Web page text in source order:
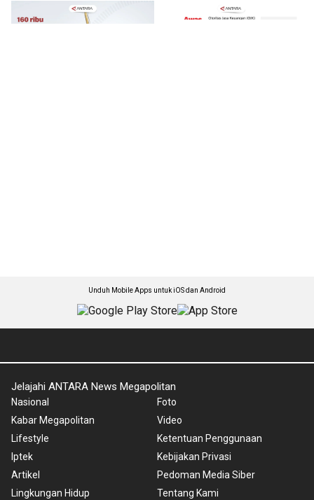
Unduh Mobile Apps untuk iOS dan Android
Jelajahi ANTARA News Megapolitan
Nasional
Kabar Megapolitan
Lifestyle
Iptek
Artikel
Lingkungan Hidup
Foto
Video
Ketentuan Penggunaan
Kebijakan Privasi
Pedoman Media Siber
Tentang Kami